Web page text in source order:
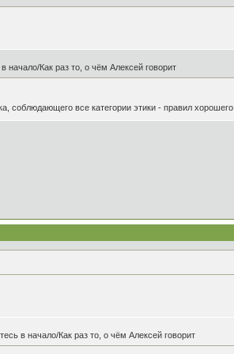
начало/Как раз то, о чём Алексей говорит
соблюдающего все категории этики - правил
в начало/Как раз то, о чём Алексей говорит